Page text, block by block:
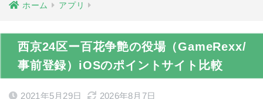
ホーム アプリ
西京24区ー百花争艶の役場（GameRexx/
事前登録）iOSのポイントサイト比較
2021年5月29日 2026年8月7日